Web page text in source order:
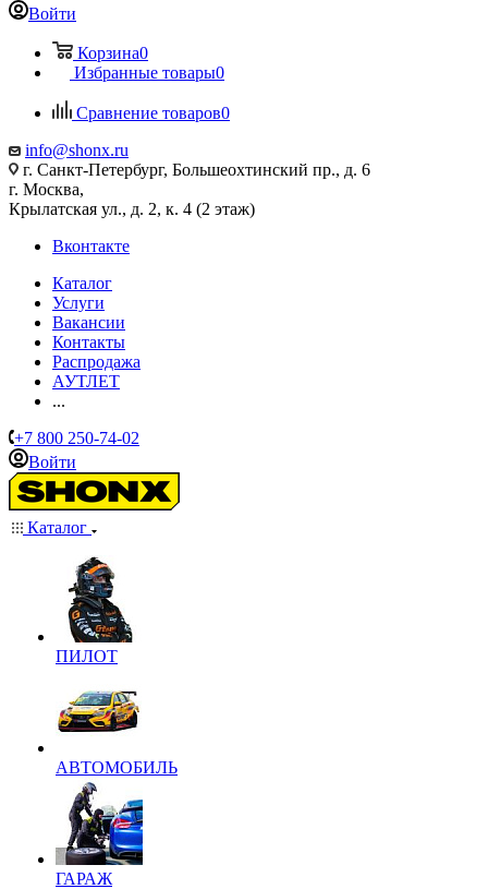
Войти
Корзина0
Избранные товары0
Сравнение товаров0
info@shonx.ru
г. Санкт-Петербург, Большеохтинский пр., д. 6
г. Москва,
Крылатская ул., д. 2, к. 4 (2 этаж)
Вконтакте
Каталог
Услуги
Вакансии
Контакты
Распродажа
АУТЛЕТ
...
+7 800 250-74-02
Войти
Каталог
ПИЛОТ
АВТОМОБИЛЬ
ГАРАЖ